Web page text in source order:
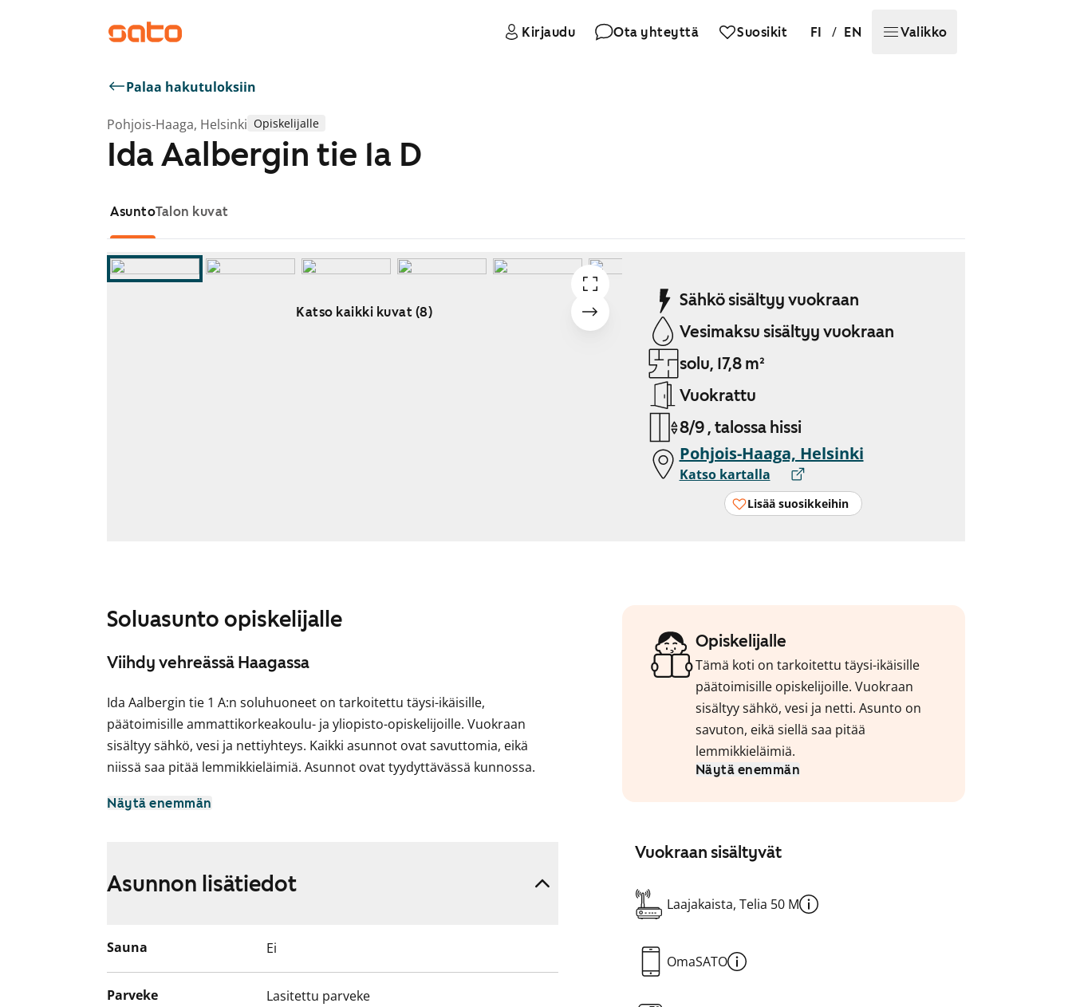
Kirjaudu Ota yhteyttä Suosikit FI / EN Valikko
Palaa hakutuloksiin
Pohjois-Haaga, Helsinki Opiskelijalle
Ida Aalbergin tie 1a D
AsuntoTalon kuvat
Katso kaikki kuvat (8)
Sähkö sisältyy vuokraan
Vesimaksu sisältyy vuokraan
solu, 17,8 m²
Vuokrattu
8/9 , talossa hissi
Pohjois-Haaga, Helsinki
Katso kartalla
Lisää suosikkeihin
Soluasunto opiskelijalle
Viihdy vehreässä Haagassa
Ida Aalbergin tie 1 A:n soluhuoneet on tarkoitettu täysi-ikäisille,
päätoimisille ammattikorkeakoulu- ja yliopisto-opiskelijoille. Vuokraan
sisältyy sähkö, vesi ja nettiyhteys. Kaikki asunnot ovat savuttomia, eikä
niissä saa pitää lemmikkieläimiä. Asunnot ovat tyydyttävässä kunnossa.
Solut ovat joko nais- tai miessoluja. Suurin osa soluasunnoista on
Näytä enemmän
Vuokraan sisältyvät
Laajakaista, Telia 50 M
OmaSATO
Asunnon lisätiedot
Sauna Ei
Parveke Lasitettu parveke
Opiskelijalle
Tämä koti on tarkoitettu täysi-ikäisille
päätoimisille opiskelijoille. Vuokraan
sisältyy sähkö, vesi ja netti. Asunto on
savuton, eikä siellä saa pitää
lemmikkieläimiä.
Näytä enemmän